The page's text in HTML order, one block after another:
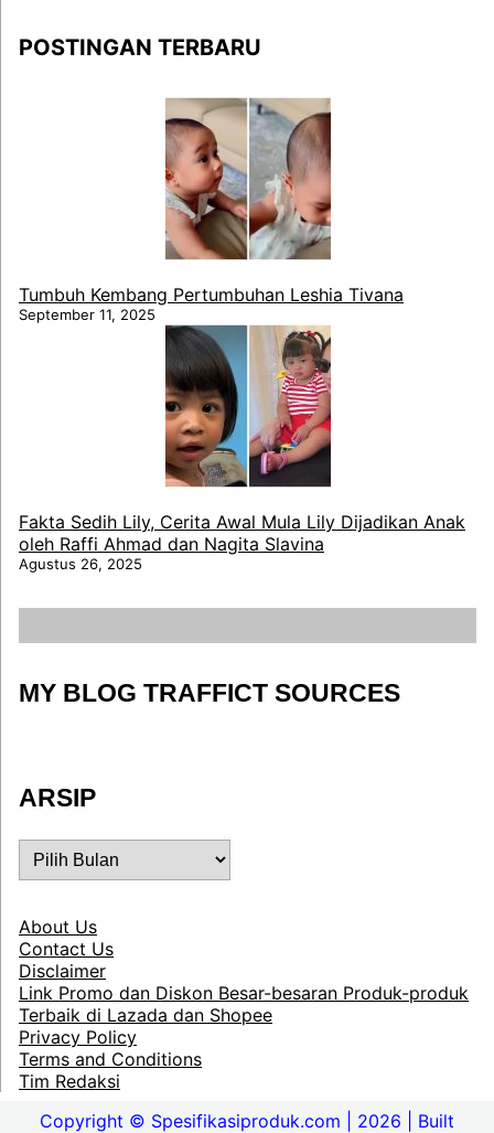
POSTINGAN TERBARU
Tumbuh Kembang Pertumbuhan Leshia Tivana
September 11, 2025
Fakta Sedih Lily, Cerita Awal Mula Lily Dijadikan Anak
oleh Raffi Ahmad dan Nagita Slavina
Agustus 26, 2025
MY BLOG TRAFFICT SOURCES
ARSIP
ARSIP
About Us
Contact Us
Disclaimer
Link Promo dan Diskon Besar-besaran Produk-produk
Terbaik di Lazada dan Shopee
Privacy Policy
Terms and Conditions
Tim Redaksi
Copyright © Spesifikasiproduk.com | 2026 | Built